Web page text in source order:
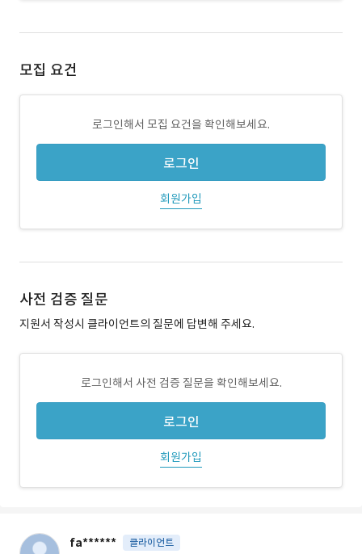
모집 요건
로그인해서 모집 요건을 확인해보세요.
로그인
회원가입
사전 검증 질문
지원서 작성시 클라이언트의 질문에 답변해 주세요.
로그인해서 사전 검증 질문을 확인해보세요.
로그인
회원가입
fa****** 클라이언트